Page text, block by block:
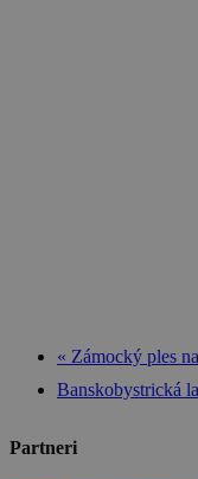
« Zámocký ples
Banskobystrická
Partneri